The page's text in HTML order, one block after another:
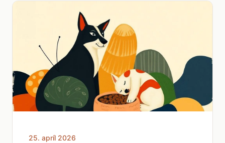
25. apríl 2026